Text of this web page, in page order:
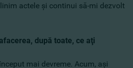
actele şi continui să-mi dezvolt
după toate, ce aţi
mai devreme. Acum, aşi